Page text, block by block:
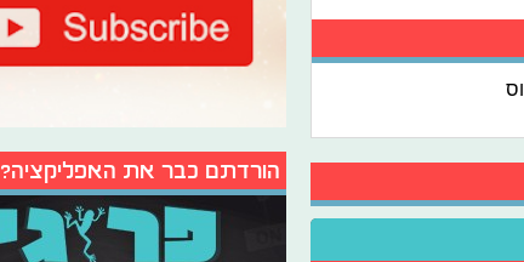
הורדתם כבר את האפליקציה?